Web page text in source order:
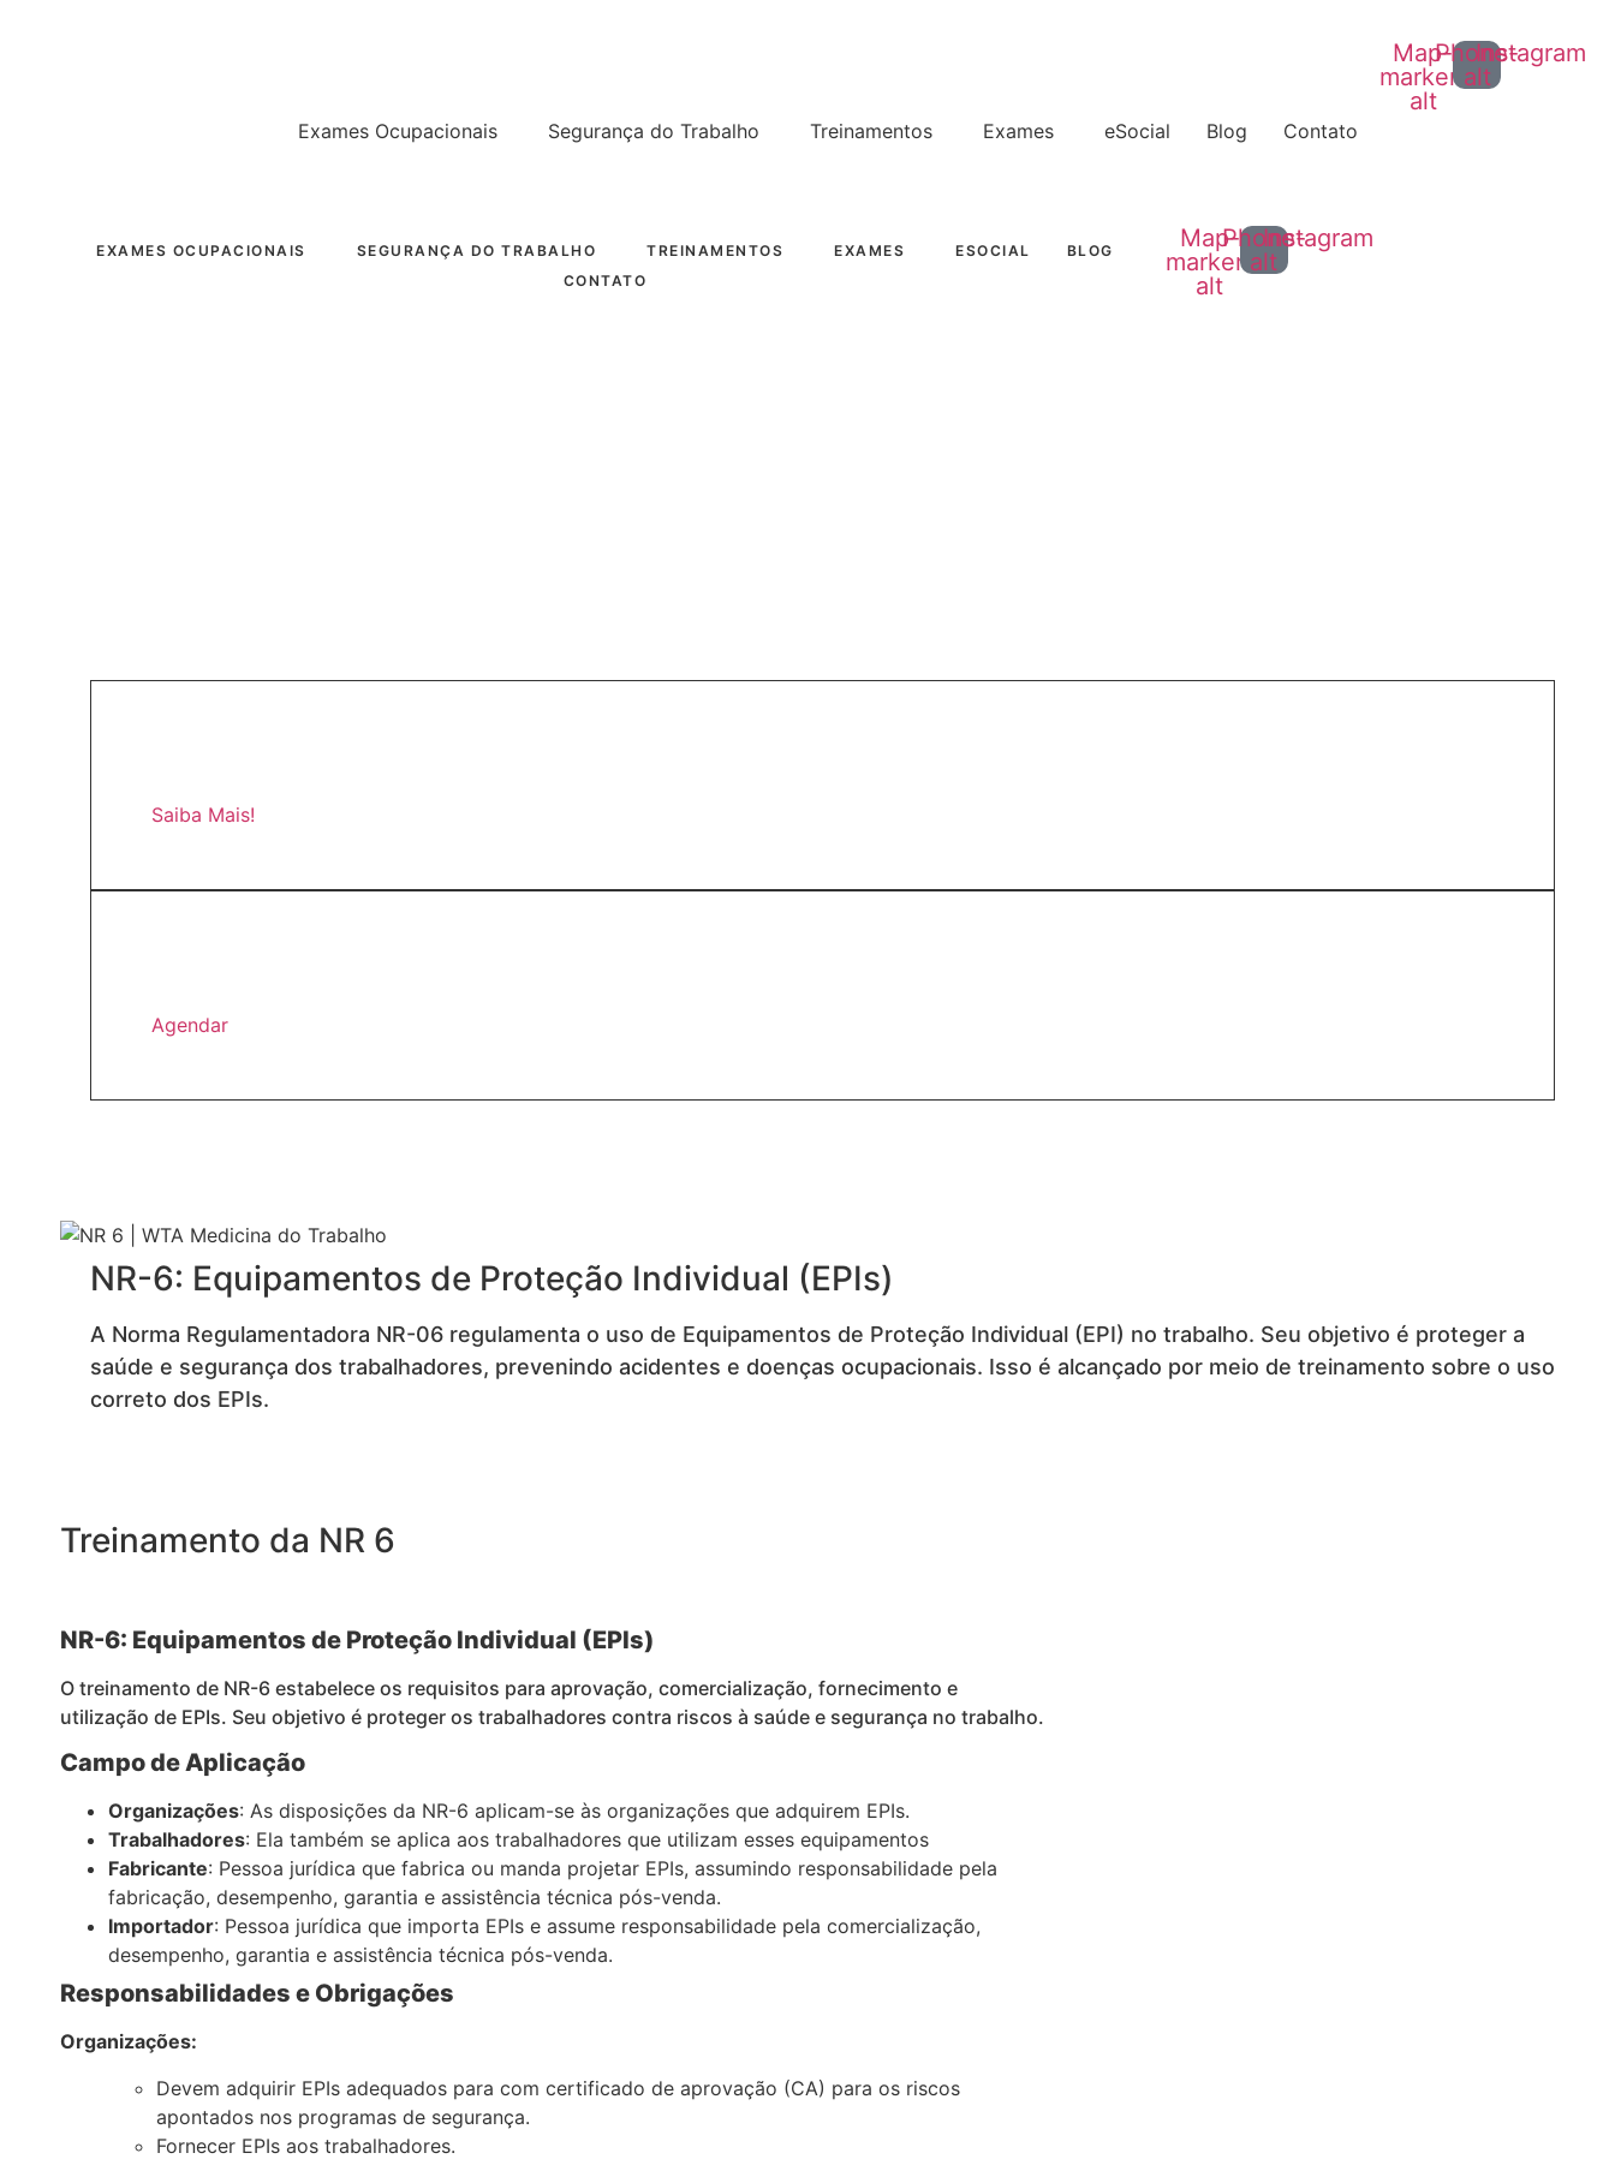
Map-
marker-
alt
Phone-
alt
Instagram
Exames Ocupacionais Segurança do Trabalho Treinamentos Exames eSocial Blog Contato
Map-
marker-
alt
Phone-
alt
Instagram
EXAMES OCUPACIONAIS SEGURANÇA DO TRABALHO TREINAMENTOS EXAMES ESOCIAL
BLOG
CONTATO
Saiba Mais!
Agendar
NR-6: Equipamentos de Proteção Individual (EPIs)
A Norma Regulamentadora NR-06 regulamenta o uso de Equipamentos de Proteção Individual (EPI) no trabalho. Seu objetivo é proteger a
saúde e segurança dos trabalhadores, prevenindo acidentes e doenças ocupacionais. Isso é alcançado por meio de treinamento sobre o uso
correto dos EPIs.
Treinamento da NR 6
NR-6: Equipamentos de Proteção Individual (EPIs)
O treinamento de NR-6 estabelece os requisitos para aprovação, comercialização, fornecimento e
utilização de EPIs. Seu objetivo é proteger os trabalhadores contra riscos à saúde e segurança no trabalho.
Campo de Aplicação
Organizações: As disposições da NR-6 aplicam-se às organizações que adquirem EPIs.
Trabalhadores: Ela também se aplica aos trabalhadores que utilizam esses equipamentos
Fabricante: Pessoa jurídica que fabrica ou manda projetar EPIs, assumindo responsabilidade pela
fabricação, desempenho, garantia e assistência técnica pós-venda.
Importador: Pessoa jurídica que importa EPIs e assume responsabilidade pela comercialização,
desempenho, garantia e assistência técnica pós-venda.
Responsabilidades e Obrigações
Organizações:
Devem adquirir EPIs adequados para com certificado de aprovação (CA) para os riscos
apontados nos programas de segurança.
Fornecer EPIs aos trabalhadores.